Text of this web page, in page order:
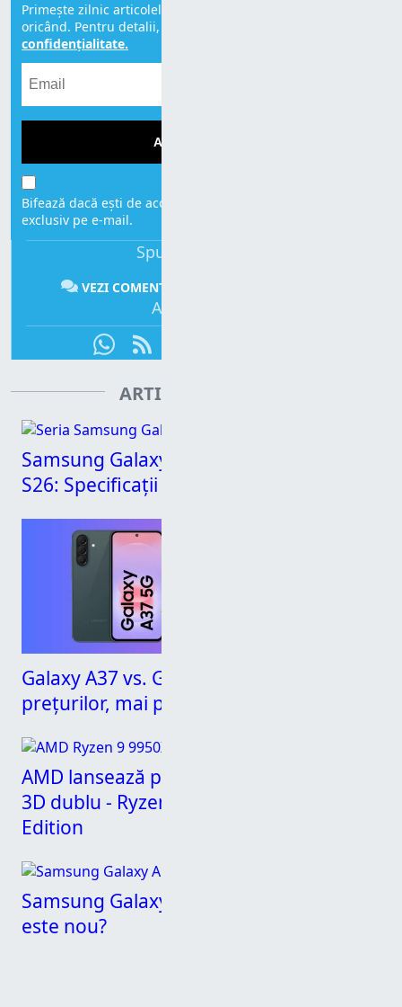
Primește zilnic articolele noastre. Te poți dezabona
oricând. Pentru detalii, citește
confidențialitate.
ABONEAZĂ-TE!
Bifează dacă ești de acord să primești mesajele noastre,
exclusiv pe e-mail.
Spune-ți părerea:
VEZI COMENTARII
Abonează-te:
ARTICOLE CONEXE
Samsung Galaxy S26 Ultra vs. S26+ vs.
S26: Specificații și performanță
Galaxy A37 vs. Galaxy A36: Evoluția
prețurilor, mai puțin a specificațiilor
AMD lansează primul procesor cu cache
3D dublu - Ryzen 9 9950X3D2 Dual
Edition
Samsung Galaxy A57 vs. Galaxy A56: Ce
este nou?